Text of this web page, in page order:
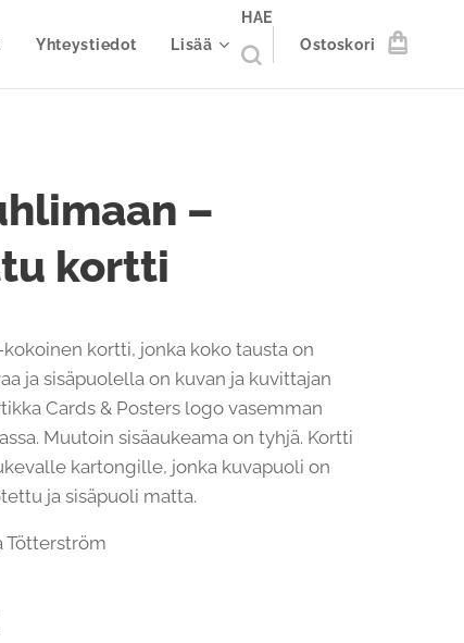
Yhteystiedot Lisää
HAE
Ostoskori
–
kortti
kortti, jonka koko tausta on
ja sisäpuolella on kuvan ja kuvittajan
Cards & Posters logo vasemman
Muutoin sisäaukeama on tyhjä. Kortti
kartongille, jonka kuvapuoli on
ja sisäpuoli matta.
Tötterström